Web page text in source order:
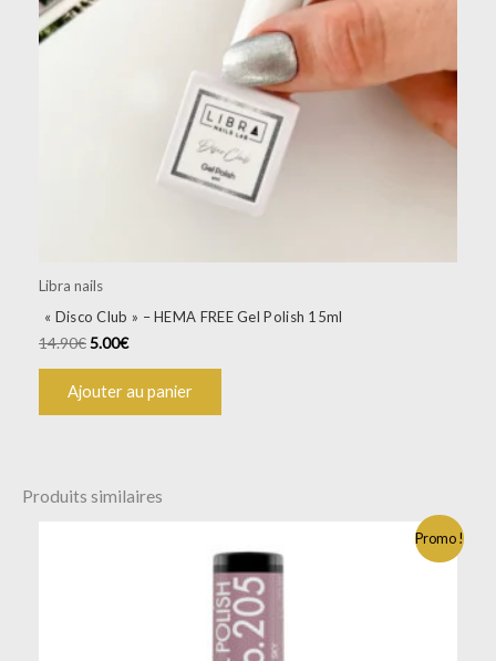
Libra nails
« Disco Club » – HEMA FREE Gel Polish 15ml
14.90€5.00€
Ajouter au panier
Produits similaires
Promo !